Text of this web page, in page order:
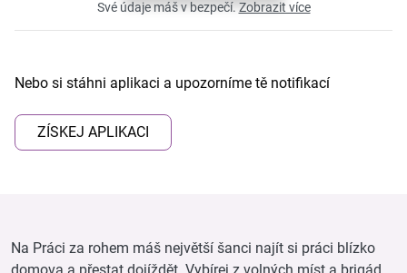
Své údaje máš v bezpečí.Zobrazit více
Nebo si stáhni aplikaci a upozorníme tě notifikací
ZÍSKEJ APLIKACI
Na Práci za rohem máš největší šanci najít si práci blízko
domova a přestat dojíždět. Vybírej z volných míst a brigád